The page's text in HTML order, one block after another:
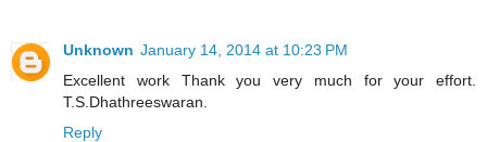
Unknown January 14, 2014 at 10:23 PM
Excellent work Thank you very much for your effort.
T.S.Dhathreeswaran.
Reply